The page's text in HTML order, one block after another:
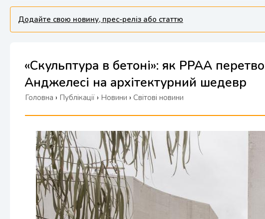
Додайте свою новину, прес-реліз або статтю
«Скульптура в бетоні»: як PPAA
Анджелесі на архітектурний шедевр
Головна › Публікації › Новини › Світові новини